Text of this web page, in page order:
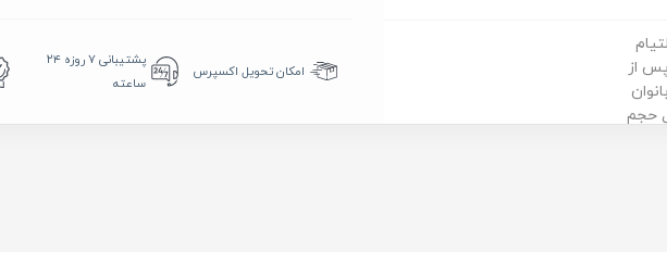
امکان تحویل اکسپرس
پشتیبانی ۷ روزه ۲۴
ساعته